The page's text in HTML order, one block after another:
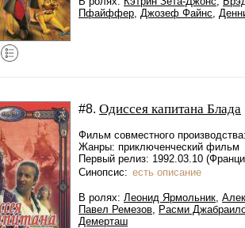
Пфайффер, Джозеф Файнс,
#8. Одиссея капитана Блада
Фильм совместного
Жанры: приключенческий фильм
Первый релиз: 1992.03.10
Синопсис: есть описание
В ролях: Леонид Ярмольник,
Павел Ремезов, Расми
Демерташ